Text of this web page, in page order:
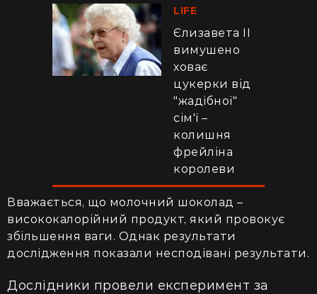
LIFE
Єлизавета II
вимушено
ховає
цукерки від
"жадібної"
сім'ї –
колишня
фрейліна
королеви
Вважається, що молочний шоколад –
висококалорійний продукт, який провокує
збільшення ваги. Однак результати
дослідження показали несподівані результати.
Дослідники провели експеримент за